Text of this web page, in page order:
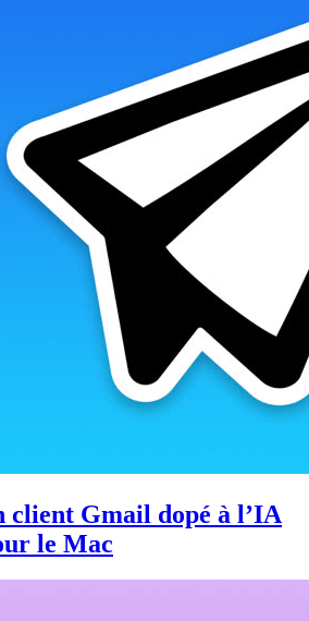
client Gmail dopé à l’IA
le Mac